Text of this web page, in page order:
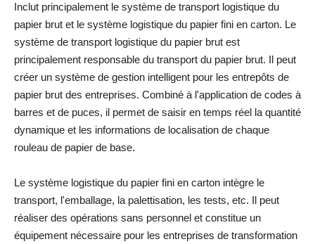
Inclut principalement le système de transport logistique du
papier brut et le système logistique du papier fini en carton. Le
système de transport logistique du papier brut est
principalement responsable du transport du papier brut. Il peut
créer un système de gestion intelligent pour les entrepôts de
papier brut des entreprises. Combiné à l'application de codes à
barres et de puces, il permet de saisir en temps réel la quantité
dynamique et les informations de localisation de chaque
rouleau de papier de base.
Le système logistique du papier fini en carton intègre le
transport, l'emballage, la palettisation, les tests, etc. Il peut
réaliser des opérations sans personnel et constitue un
équipement nécessaire pour les entreprises de transformation